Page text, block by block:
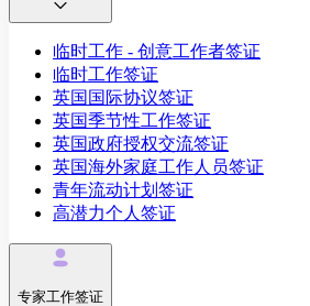
临时工作 - 创意工作者签证
临时工作签证
英国国际协议签证
英国季节性工作签证
英国政府授权交流签证
英国海外家庭工作人员签证
青年流动计划签证
高潜力个人签证
专家工作签证